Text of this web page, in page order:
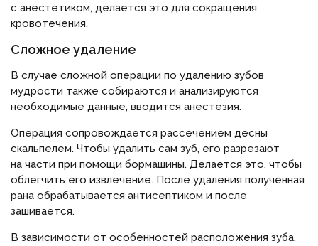
с анестетиком, делается это для сокращения
кровотечения.
Сложное удаление
В случае сложной операции по удалению зубов
мудрости также собираются и анализируются
необходимые данные, вводится анестезия.
Операция сопровождается рассечением десны
скальпелем. Чтобы удалить сам зуб, его разрезают
на части при помощи бормашины. Делается это, чтобы
облегчить его извлечение. После удаления полученная
рана обрабатывается антисептиком и после
зашивается.
В зависимости от особенностей расположения зуба,